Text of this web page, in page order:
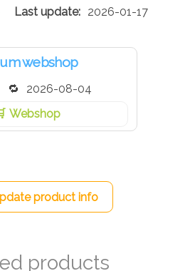
2026-01-17
webshop
2026-08-04
Webshop
product info